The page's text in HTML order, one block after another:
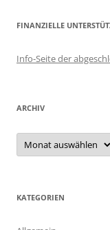
FINANZIELLE
Info-Seite der
ARCHIV
Archiv
KATEGORIEN